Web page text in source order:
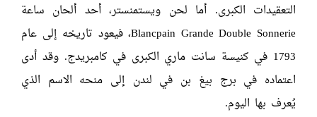
التعقيدات الكبرى. أما لحن ويستمنستر، أحد ألحان ساعة
Blancpain Grande Double Sonnerie، فيعود تاريخه إلى عام
1793 في كنيسة سانت ماري الكبرى في كامبريدج. وقد أدى
اعتماده في برج بيغ بن في لندن إلى منحه الاسم الذي
يُعرف بها اليوم.